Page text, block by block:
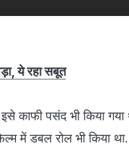
ये रहा सबूत
काफी पसंद भी किया गया
में डबल रोल भी किया